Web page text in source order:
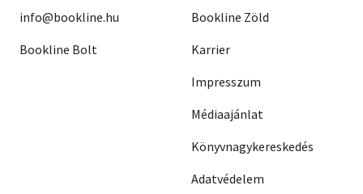
info@bookline.hu
Bookline Bolt
Bookline Zöld
Karrier
Impresszum
Médiaajánlat
Könyvnagykereskedés
Adatvédelem